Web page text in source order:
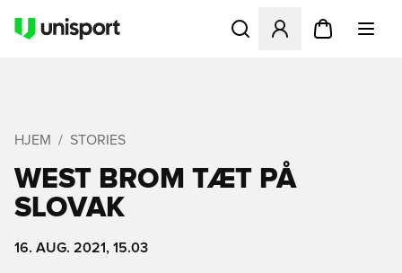
Åbner en Modal til at
HJEM STORIES
WEST BROM TÆT PÅ
SLOVAK
16. AUG. 2021, 15.03